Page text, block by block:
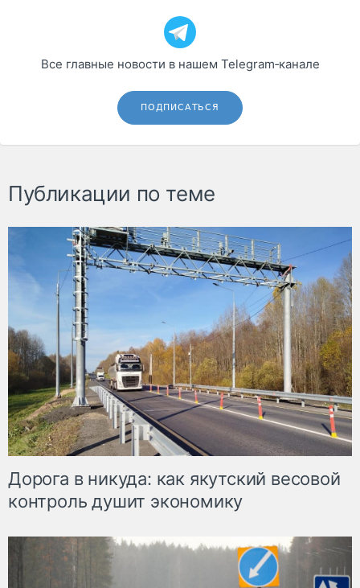
Все главные новости в нашем Telegram‑канале
ПОДПИСАТЬСЯ
Публикации по теме
Дорога в никуда: как якутский весовой
контроль душит экономику